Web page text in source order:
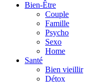
Bien-Être
Couple
Famille
Psycho
Sexo
Home
Santé
Bien vieillir
Détox